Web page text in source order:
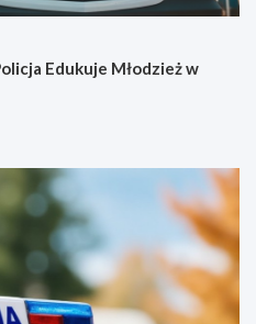
Edukuje Młodzież w